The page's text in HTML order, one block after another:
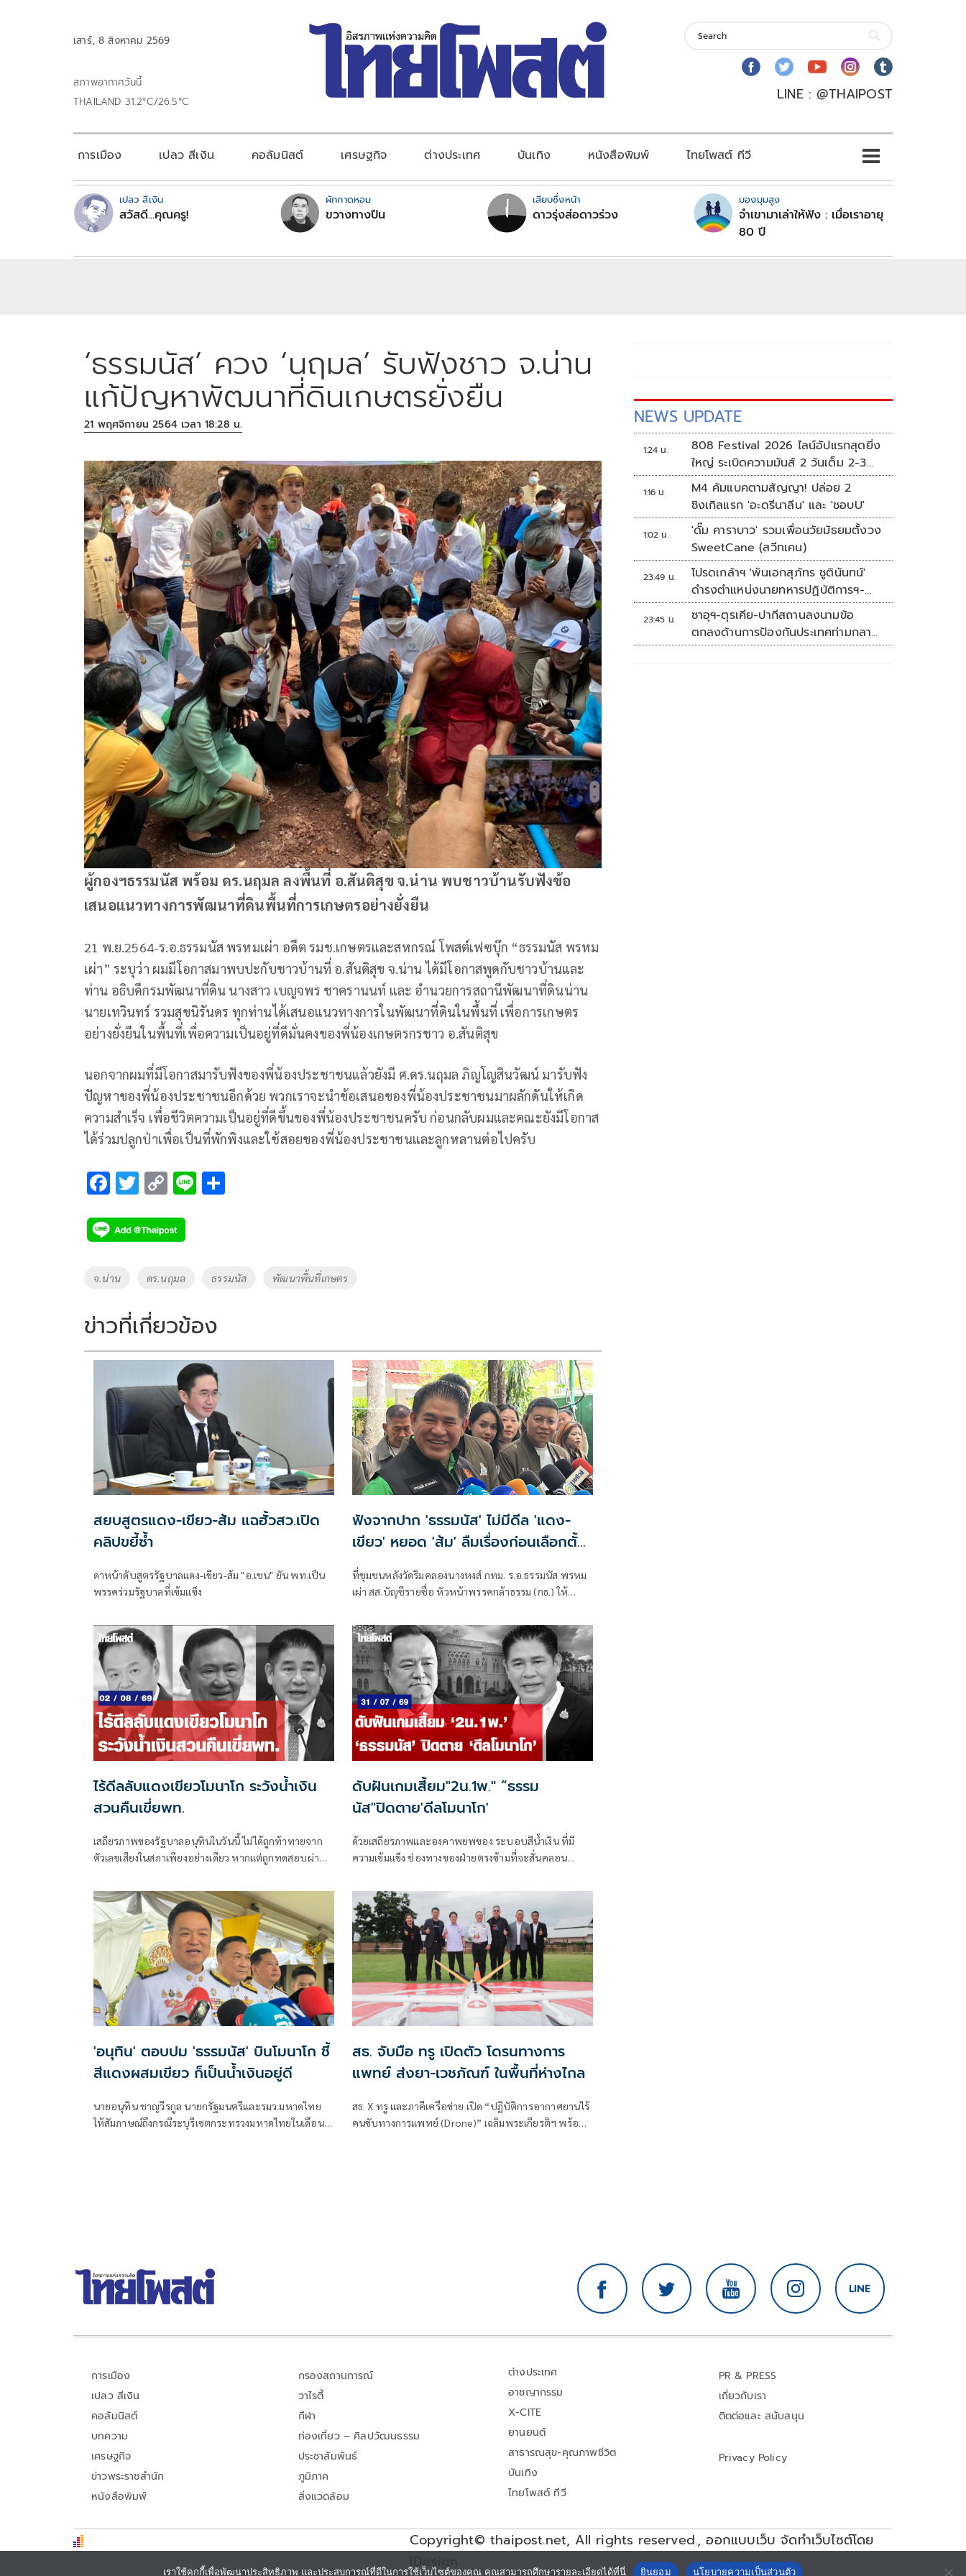
เสาร์, 8 สิงหาคม 2569
สภาพอากาศวันนี้
THAILAND 31.2°C/26.5°C
LINE : @THAIPOST
การเมือง เปลว สีเงิน คอลัมนิสต์ เศรษฐกิจ ต่างประเทศ บันเทิง หนังสือพิมพ์ ไทยโพสต์ ทีวี
เปลว สีเงิน
สวัสดี...คุณครู!
ผักกาดหอม
ขวางทางปืน
เสียบซึ่งหน้า
ดาวรุ่งส่อดาวร่วง
มองมุมสูง
จำเขามาเล่าให้ฟัง : เมื่อเราอายุ
80 ปี
‘ธรรมนัส’ ควง ‘นฤมล’ รับฟังชาว จ.น่าน
แก้ปัญหาพัฒนาที่ดินเกษตรยั่งยืน
21 พฤศจิกายน 2564 เวลา 18:28 น.
ผู้กองฯธรรมนัส พร้อม ดร.นฤมล ลงพื้นที่ อ.สันติสุข จ.น่าน พบชาวบ้านรับฟังข้อ
เสนอแนวทางการพัฒนาที่ดินพื้นที่การเกษตรอย่างยั่งยืน
21 พ.ย.2564-ร.อ.ธรรมนัส พรหมเผ่า อดีต รมช.เกษตรและสหกรณ์ โพสต์เฟซบุ๊ก “ธรรมนัส พรหม
เผ่า” ระบุว่า ผมมีโอกาสมาพบปะกับชาวบ้านที่ อ.สันติสุข จ.น่าน ได้มีโอกาสพูดกับชาวบ้านและ
ท่าน อธิบดีกรมพัฒนาที่ดิน นางสาว เบญจพร ชาครานนท์ และ อำนวยการสถานีพัฒนาที่ดินน่าน
นายเทวินทร์ รวมสุขนิรันดร ทุกท่านได้เสนอแนวทางการในพัฒนาที่ดินในพื้นที่ เพื่อการเกษตร
อย่างยั่งยืนในพื้นที่เพื่อความเป็นอยู่ที่ดีมั่นคงของพี่น้องเกษตรกรชาว อ.สันติสุข
นอกจากผมที่มีโอกาสมารับฟังของพี่น้องประชาชนแล้วยังมี ศ.ดร.นฤมล ภิญโญสินวัฒน์ มารับฟัง
ปัญหาของพี่น้องประชาชนอีกด้วย พวกเราจะนำข้อเสนอของพี่น้องประชาชนมาผลักดันให้เกิด
ความสำเร็จ เพื่อชีวิตความเป็นอยู่ที่ดีขึ้นของพี่น้องประชาชนครับ ก่อนกลับผมและคณะยังมีโอกาส
ได้ร่วมปลูกป่าเพื่อเป็นที่พักพิงและใช้สอยของพี่น้องประชาชนและลูกหลานต่อไปครับ
F
e
b
o
k
T
tt
er
C
p
y
Li
k
Li
Tags
จ.น่าน ดร.นฤมล ธรรมนัส พัฒนาพื้นที่เกษตร
ข่าวที่เกี่ยวข้อง
สยบสูตรแดง-เขียว-ส้ม แฉฮั้วสว.เปิด
คลิปขยี้ซ้ำ
ดาหน้าดับสูตรรัฐบาลแดง-เขียว-ส้ม "อ.เชน" ยัน พท.เป็น
พรรคร่วมรัฐบาลที่เข้มแข็ง
ฟังจากปาก 'ธรรมนัส' ไม่มีดีล 'แดง-
เขียว' หยอด 'ส้ม' ลืมเรื่องก่อนเลือกตั้ง
หมดแล้ว ศัตรูก็กลับมารักกันได้
ที่ชุมชนหลังวัดริมคลองนางหงส์ กทม. ร.อ.ธรรมนัส พรหม
เผ่า สส.บัญชีรายชื่อ หัวหน้าพรรคกล้าธรรม (กธ.) ให้
ไร้ดีลลับแดงเขียวโมนาโก ระวังน้ำเงิน
สวนคืนเขี่ยพท.
เสถียรภาพของรัฐบาลอนุทินในวันนี้ ไม่ได้ถูกท้าทายจาก
ตัวเลขเสียงในสภาเพียงอย่างเดียว หากแต่ถูกทดสอบผ่าน
แตกแยกภายในเครือข่ายอำนาจของพรรคภูมิใจไทย
ดับฝันเกมเสี้ยม"2น.1พ." “ธรรม
นัส"ปิดตาย'ดีลโมนาโก'
ด้วยเสถียรภาพและองคาพยพของ ระบอบสีน้ำเงิน ที่มี
ความเข้มแข็ง ช่องทางของฝ่ายตรงข้ามที่จะสั่นคลอน
เสี้ยมให้เกิดความแตกแยก ดังที่เกิดขึ้นในยุค 3 ป. แห่ง
บูรพาพยัคฆ์ ที่เกิดความขัดแย้ง แย่งชิงอำนาจ ระหว่าง
“บิ๊กตู่” พล.อ.ประยุทธ์ จันทร์โอชา และ “บิ๊กป้อม”
พล.อ.ประวิตร วงษ์สุวรรณ
'อนุทิน' ตอบปม 'ธรรมนัส' บินโมนาโก ชี้
สีแดงผสมเขียว ก็เป็นน้ำเงินอยู่ดี
นายอนุทิน ชาญวีรกูล นายกรัฐมนตรีและรมว.มหาดไทย
ให้สัมภาษณ์ถึงกรณีระบุรีเซตกระทรวงมหาดไทยในเดือน
สธ. จับมือ ทรู เปิดตัว โดรนทางการ
แพทย์ ส่งยา-เวชภัณฑ์ ในพื้นที่ห่างไกล
สธ. X ทรู และภาคีเครือข่าย เปิด “ปฏิบัติการอากาศยานไร้
คนขับทางการแพทย์ (Drone)” เฉลิมพระเกียรติฯ พร้อม
NEWS UPDATE
1:24 น.
808 Festival 2026 ไลน์อัปแรกสุดยิ่ง
ใหญ่ ระเบิดความมันส์ 2 วันเต็ม 2-3
ต.ค.นี้
1:16 น.
M4 คัมแบคตามสัญญา! ปล่อย 2
ซิงเกิลแรก 'อะดรีนาลีน' และ 'ชอบU'
1:02 น.
'ดั๊ม คาราบาว' รวมเพื่อนวัยมัธยมตั้งวง
SweetCane (สวีทเคน)
23:49 น.
โปรดเกล้าฯ 'พันเอกสุภัทร ชูตินันทน์'
ดำรงตำแหน่งนายทหารปฏิบัติการฯ-
พระราชทานยศ 'พลตรี'
23:45 น.
ซาอุฯ-ตุรเคีย-ปากีสถานลงนามข้อ
ตกลงด้านการป้องกันประเทศท่ามกลาง
สงครามในภูมิภาค
การเมือง
เปลว สีเงิน
คอลัมนิสต์
บทความ
เศรษฐกิจ
ข่าวพระราชสำนัก
หนังสือพิมพ์
กรองสถานการณ์
วาไรตี้
กีฬา
ท่องเที่ยว – ศิลปวัฒนธรรม
ประชาสัมพันธ์
ภูมิภาค
สิ่งแวดล้อม
ต่างประเทศ
อาชญากรรม
X-CITE
ยานยนต์
สาธารณสุข-คุณภาพชีวิต
บันเทิง
ไทยโพสต์ ทีวี
PR & PRESS
เกี่ยวกับเรา
ติดต่อและ สนับสนุน
Privacy Policy
Copyright© thaipost.net, All rights reserved.,ออกแบบเว็บ จัดทำเว็บไซต์โดย
iDesign
เราใช้คุกกี้เพื่อพัฒนาประสิทธิภาพ และประสบการณ์ที่ดีในการใช้เว็บไซต์ของคุณ คุณสามารถศึกษารายละเอียดได้ที่นี่ ยินยอม นโยบายความเป็นส่วนตัว